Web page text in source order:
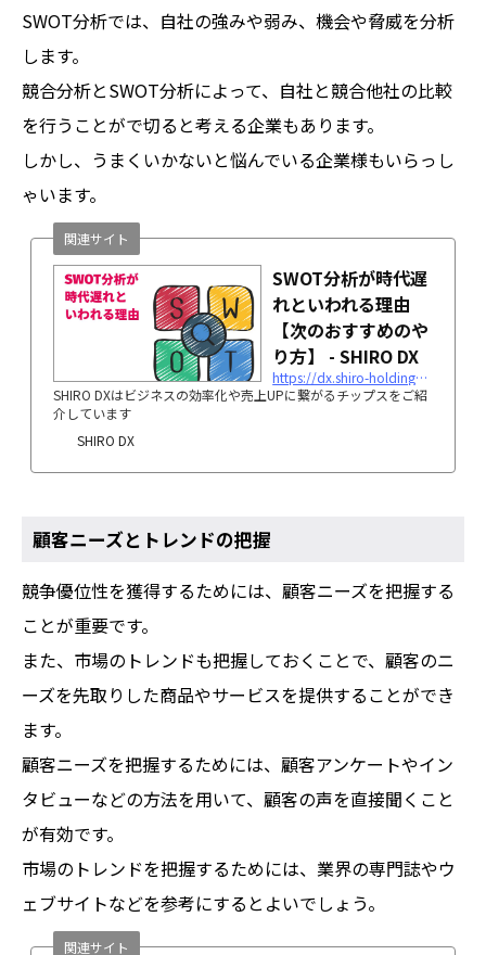
SWOT分析では、自社の強みや弱み、機会や脅威を分析
します。
競合分析とSWOT分析によって、自社と競合他社の比較
を行うことがで切ると考える企業もあります。
しかし、うまくいかないと悩んでいる企業様もいらっし
ゃいます。
SWOT分析が時代遅
れといわれる理由
【次のおすすめのや
り方】 - SHIRO DX
https://dx.shiro-holdings.co.jp/p567/
SHIRO DXはビジネスの効率化や売上UPに繋がるチップスをご紹
介しています
SHIRO DX
関連サイト
顧客ニーズとトレンドの把握
競争優位性を獲得するためには、顧客ニーズを把握する
ことが重要です。
また、市場のトレンドも把握しておくことで、顧客のニ
ーズを先取りした商品やサービスを提供することができ
ます。
顧客ニーズを把握するためには、顧客アンケートやイン
タビューなどの方法を用いて、顧客の声を直接聞くこと
が有効です。
市場のトレンドを把握するためには、業界の専門誌やウ
ェブサイトなどを参考にするとよいでしょう。
関連サイト